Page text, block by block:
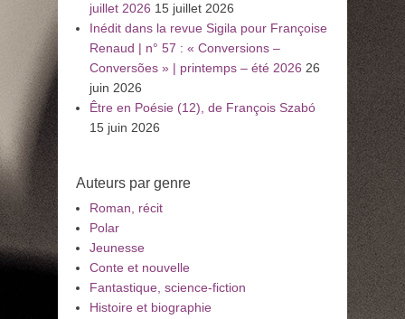
juillet 2026 15 juillet 2026
Inédit dans la revue Sigila pour Françoise
Renaud | n° 57 : « Conversions –
Conversões » | printemps – été 2026 26
juin 2026
Être en Poésie (12), de François Szabó
15 juin 2026
Auteurs par genre
Roman, récit
Polar
Jeunesse
Conte et nouvelle
Fantastique, science-fiction
Histoire et biographie